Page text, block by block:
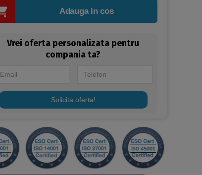
Adauga in cos
Vrei oferta personalizata pentru
compania ta?
Solicita oferta!